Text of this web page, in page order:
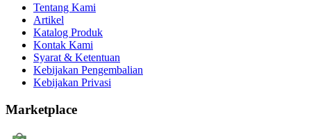
Tentang Kami
Artikel
Katalog Produk
Kontak Kami
Syarat & Ketentuan
Kebijakan Pengembalian
Kebijakan Privasi
Marketplace